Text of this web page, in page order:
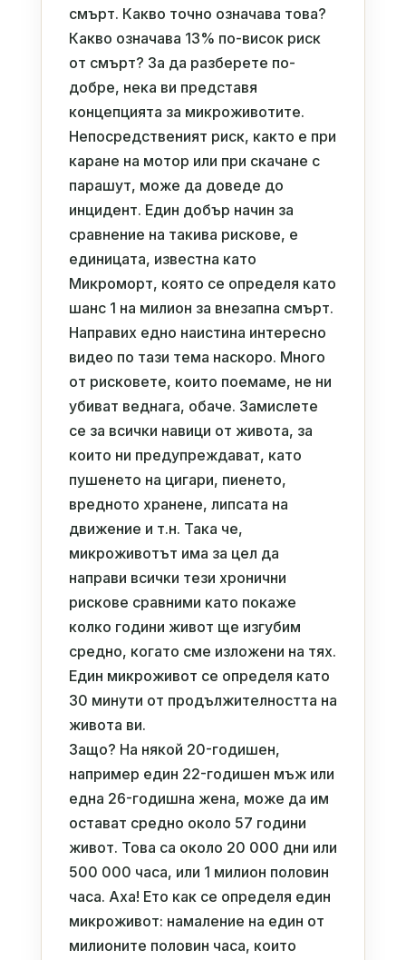
смърт. Какво точно означава това?
Какво означава 13% по-висок риск
от смърт? За да разберете по-
добре, нека ви представя
концепцията за микроживотите.
Непосредственият риск, както е при
каране на мотор или при скачане с
парашут, може да доведе до
инцидент. Един добър начин за
сравнение на такива рискове, е
единицата, известна като
Микроморт, която се определя като
шанс 1 на милион за внезапна смърт.
Направих едно наистина интересно
видео по тази тема наскоро. Много
от рисковете, които поемаме, не ни
убиват веднага, обаче. Замислете
се за всички навици от живота, за
които ни предупреждават, като
пушенето на цигари, пиенето,
вредното хранене, липсата на
движение и т.н. Така че,
микроживотът има за цел да
направи всички тези хронични
рискове сравними като покаже
колко години живот ще изгубим
средно, когато сме изложени на тях.
Един микроживот се определя като
30 минути от продължителността на
живота ви.
Защо? На някой 20-годишен,
например един 22-годишен мъж или
една 26-годишна жена, може да им
остават средно около 57 години
живот. Това са около 20 000 дни или
500 000 часа, или 1 милион половин
часа. Аха! Ето как се определя един
микроживот: намаление на един от
милионите половин часа, които